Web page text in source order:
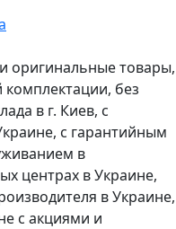
оригинальные товары,
без
в г. Киев, с
с гарантийным
в
центрах в Украине,
в Украине,
с акциями и